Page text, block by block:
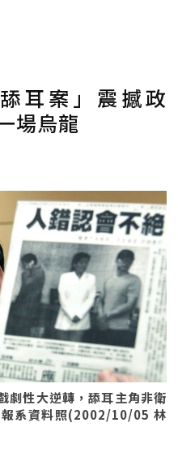
耳案」震撼政
場烏龍
劇性大逆轉，舔耳主角非衛
系資料照(2002/10/05 林